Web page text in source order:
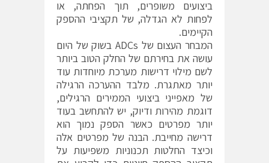
ביצועים משופרים, תוך הפחתה, או
לפחות לא הגדלה, של תקציבי ההספק
הקיימים.
המבחר העצום של ADCs בשוק של היום
עושה את בחירתם של החלק הטוב ביותר
לשם מילוי דרישות מערכת מיוחדות עוד
יותר מאתגרת. מלבד ההערכה הרגילה
של מאפייני ביצועי הממירים הרגילים,
דוגמת מהירות ודיוק, יש להתחשב בעוד
יותר מפרטים כאשר הספק נמוך הוא
דרישה מחייבת. הבנה של מפרטים אלה
וכיצד החלטות תכנוניות משפיעות על